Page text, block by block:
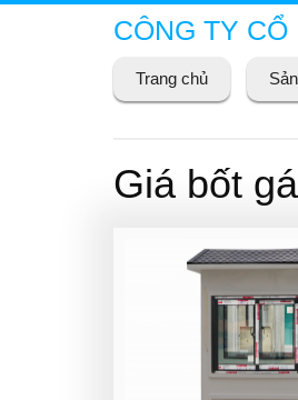
CÔNG TY
Trang chủ
Giá bốt